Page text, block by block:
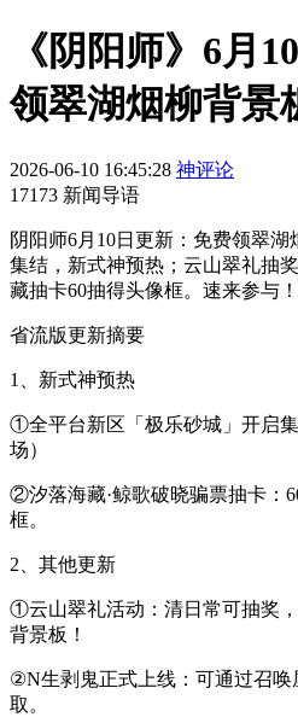
《阴阳师》6月
领翠湖烟柳背景
2026-06-10 16:45:28 神评论
17173 新闻导语
阴阳师6月10日更新：免费领翠
集结，新式神预热；云山翠礼抽
藏抽卡60抽得头像框。速来参与！
省流版更新摘要
1、新式神预热
①全平台新区「极乐砂城」开启
场）
②汐落海藏·鲸歌破晓骗票抽卡：
框。
2、其他更新
①云山翠礼活动：清日常可抽奖，
背景板！
②N生剥鬼正式上线：可通过召
取。